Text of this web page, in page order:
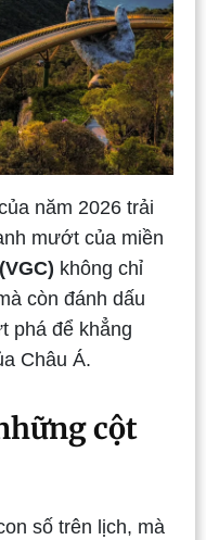
năm 2026 trải
mướt của miền
không chỉ
còn đánh dấu
phá để khẳng
Châu Á.
cột
số trên lịch, mà